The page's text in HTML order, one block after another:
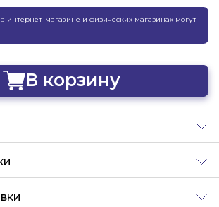
интернет-магазине и физических магазинах могут
В корзину
Добавлено